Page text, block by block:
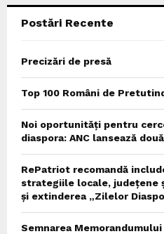
Postări Recente
Precizări de presă
Top 100 Români de
Noi oportunități pentru
diaspora: ANC lansează
RePatriot recomandă
strategiile locale, județene
și extinderea „Zilelor
Semnarea